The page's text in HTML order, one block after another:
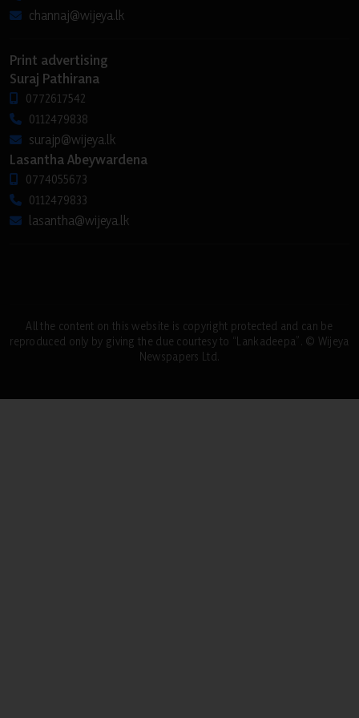
channaj@wijeya.lk
Print advertising
Suraj Pathirana
0772617542
0112479838
surajp@wijeya.lk
Lasantha Abeywardena
0774055673
0112479833
lasantha@wijeya.lk
All the content on this website is copyright protected and can be
reproduced only by giving the due courtesy to “Lankadeepa”. © Wijeya
Newspapers Ltd.